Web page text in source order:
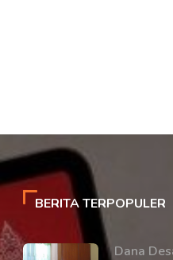
BERITA TERPOPULER
Dana